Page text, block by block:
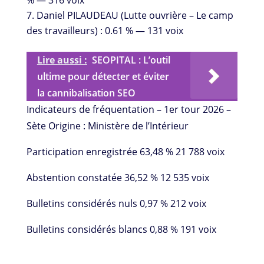
Daniel PILAUDEAU (Lutte ouvrière – Le camp
des travailleurs) : 0.61 % — 131 voix
Lire aussi : SEOPITAL : L’outil
ultime pour détecter et éviter
la cannibalisation SEO
Indicateurs de fréquentation – 1er tour 2026 –
Sète Origine : Ministère de l’Intérieur
Participation enregistrée 63,48 % 21 788 voix
Abstention constatée 36,52 % 12 535 voix
Bulletins considérés nuls 0,97 % 212 voix
Bulletins considérés blancs 0,88 % 191 voix